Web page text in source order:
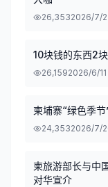
26,3532026/7/
10块钱的东西2
26,1592026/6/11
柬埔寨“绿色季
24,3532026/7/
柬旅游部长与中
对华宣介